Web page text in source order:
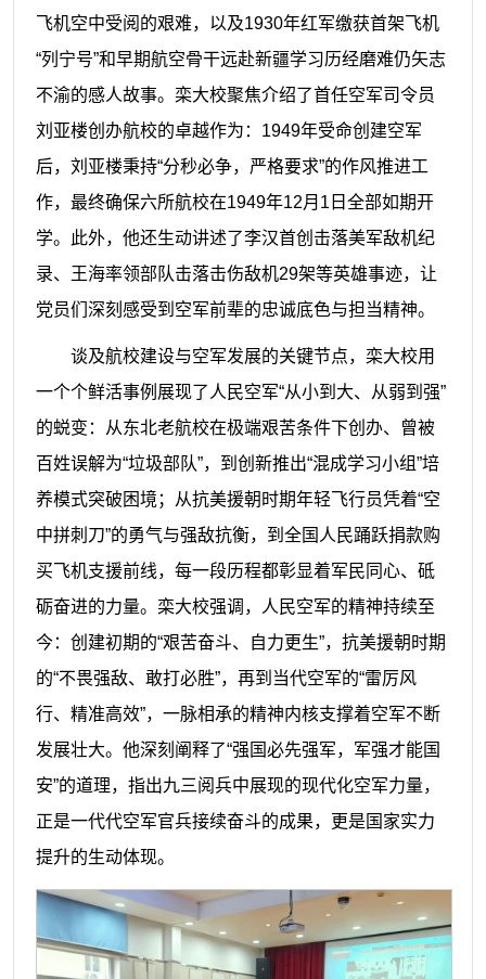
飞机空中受阅的艰难，以及1930年红军缴获首架飞机
“列宁号”和早期航空骨干远赴新疆学习历经磨难仍矢志
不渝的感人故事。栾大校聚焦介绍了首任空军司令员
刘亚楼创办航校的卓越作为： 1949年受命创建空军
后，刘亚楼秉持“分秒必争，严格要求”的作风推进工
作，最终确保六所航校在1949年12月 1 日全部如期开
学。此外，他还生动讲述了李汉首创击落美军敌机纪
录、王海率领部队击落击伤敌机29架等英雄事迹，让
党员们深刻感受到空军前辈的忠诚底色与担当精神。
谈及航校建设与空军发展的关键节点，栾大校用
一个个鲜活事例展现了人民空军“从小到大、从弱到强”
的蜕变：从东北老航校在极端艰苦条件下创办、曾被
百姓误解为“垃圾部队”，到创新推出“混成学习小组”培
养模式突破困境；从抗美援朝时期年轻飞行员凭着“空
中拼刺刀”的勇气与强敌抗衡，到全国人民踊跃捐款购
买飞机支援前线，每一段历程都彰显着军民同心、砥
砺奋进的力量。栾大校强调，人民空军的精神持续至
今：创建初期的“艰苦奋斗、自力更生”，抗美援朝时期
的“不畏强敌、敢打必胜”，再到当代空军的“雷厉风
行、精准高效”，一脉相承的精神内核支撑着空军不断
发展壮大。他深刻阐释了“强国必先强军，军强才能国
安”的道理，指出九三阅兵中展现的现代化空军力量，
正是一代代空军官兵接续奋斗的成果，更是国家实力
提升的生动体现。